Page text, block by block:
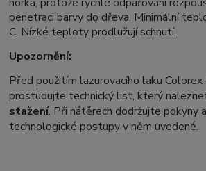
penetraci barvy do dřeva. Minimální
C. Nízké teploty prodlužují schnutí.
Upozornění:
Před použitím lazurovacího laku Colorex
prostudujte technický list, který
stažení. Při nátěrech dodržujte pokyny
technologické postupy v něm uvedené.